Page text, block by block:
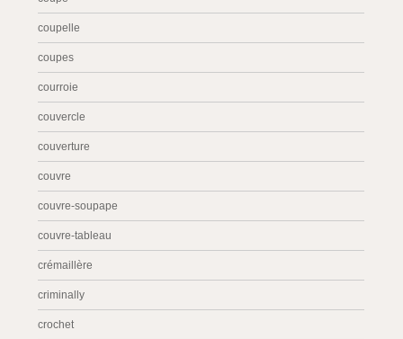
coupelle
coupes
courroie
couvercle
couverture
couvre
couvre-soupape
couvre-tableau
crémaillère
criminally
crochet